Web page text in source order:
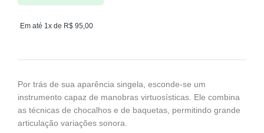
Em até 1x de R$ 95,00
Por trás de sua aparência singela, esconde-se um
instrumento capaz de manobras virtuosísticas. Ele combina
as técnicas de chocalhos e de baquetas, permitindo grande
articulação variações sonora.